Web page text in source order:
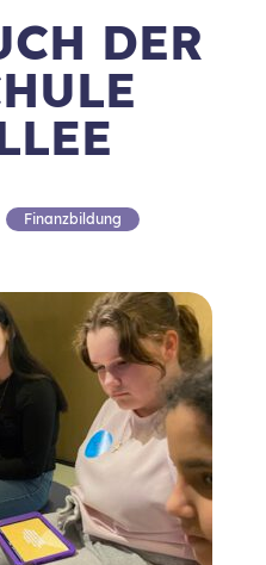
DER
Finanzbildung